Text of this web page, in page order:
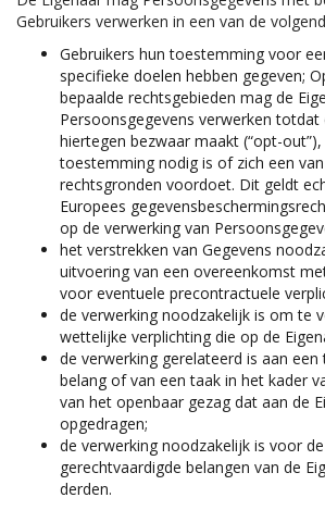
Gebruikers verwerken in een van de
Gebruikers hun toestemming voor
specifieke doelen hebben gegeven;
bepaalde rechtsgebieden mag de
Persoonsgegevens verwerken totdat
hiertegen bezwaar maakt (“opt-
toestemming nodig is of zich een
rechtsgronden voordoet. Dit geldt
Europees
op de verwerking van
het verstrekken van Gegevens
uitvoering van een overeenkomst
voor eventuele precontractuele
de verwerking noodzakelijk is om te
wettelijke verplichting die op de
de verwerking gerelateerd is aan een
belang of van een taak in het kader
van het openbaar gezag dat aan de
opgedragen;
de verwerking noodzakelijk is voor
gerechtvaardigde belangen van de
derden.